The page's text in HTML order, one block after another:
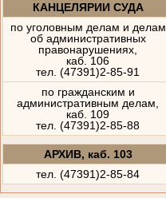
КАНЦЕЛЯРИИ СУДА
по уголовным делам и делам
об административных
правонарушениях,
каб. 106
тел. (47391)2-85-91
по гражданским и
административным делам,
каб. 109
тел. (47391)2-85-88
АРХИВ, каб. 103
тел. (47391)2-85-84